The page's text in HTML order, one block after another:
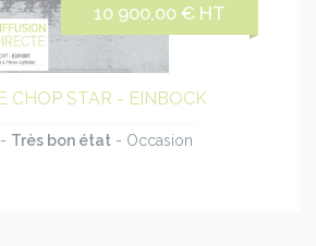
10 900,00 € HT
CHOP STAR - EINBOCK
Très bon état- Occasion